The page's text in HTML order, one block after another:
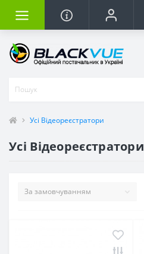
Усі Відеореєстратори
Усі Відеореєстратори